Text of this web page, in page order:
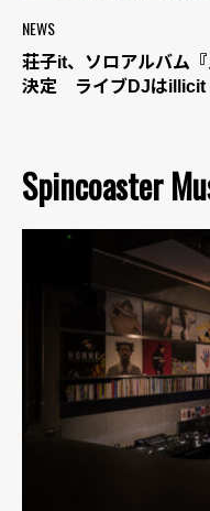
NEWS
荘子it、ソロアルバム
決定 ライブDJはillicit
Spincoaster